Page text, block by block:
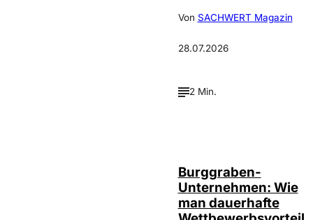
Von SACHWERT Magazin
28.07.2026
2 Min.
Burggraben-
Unternehmen: Wie
man dauerhafte